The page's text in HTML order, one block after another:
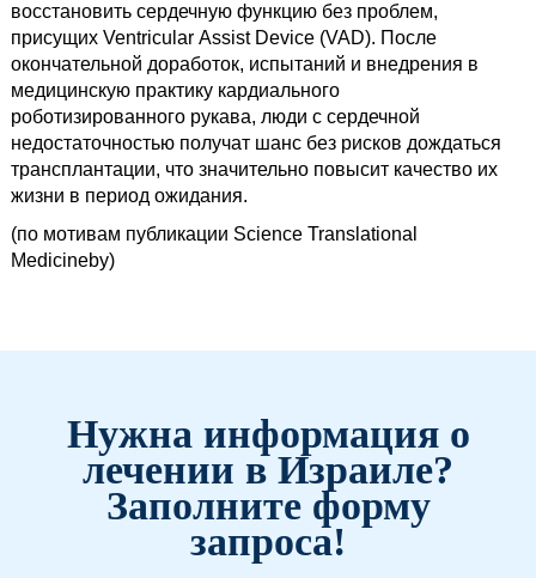
восстановить сердечную функцию без проблем,
присущих Ventricular Assist Device (VAD). После
окончательной доработок, испытаний и внедрения в
медицинскую практику кардиального
роботизированного рукава, люди с сердечной
недостаточностью получат шанс без рисков дождаться
трансплантации, что значительно повысит качество их
жизни в период ожидания.
(по мотивам публикации Science Translational
Medicineby)
Нужна информация о
лечении в Израиле?
Заполните форму
запроса!